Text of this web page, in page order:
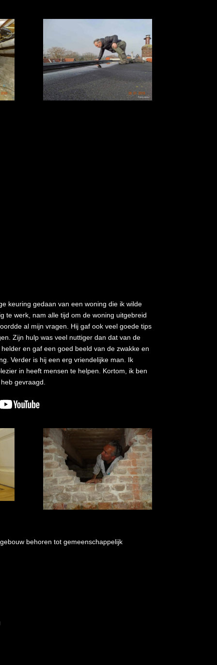
keuring gedaan van een woning die ik wilde
te werk, nam alle tijd om de woning uitgebreid
al mijn vragen. Hij gaf ook veel goede tips
Zijn hulp was veel nuttiger dan dat van de
en gaf een goed beeld van de zwakke en
Verder is hij een erg vriendelijke man. Ik
in heeft mensen te helpen. Kortom, ik ben
gevraagd.
behoren tot gemeenschappelijk